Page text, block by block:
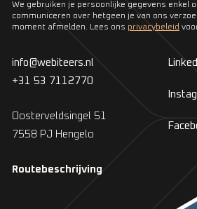
We gebruiken je persoonlijke gegevens enkel
communiceren over hetgeen je van ons
moment afmelden. Lees ons privacybeleid
info@webiteers.nl
+31 53 7112770
Oosterveldsingel 51
7558 PJ Hengelo
Routebeschrijving